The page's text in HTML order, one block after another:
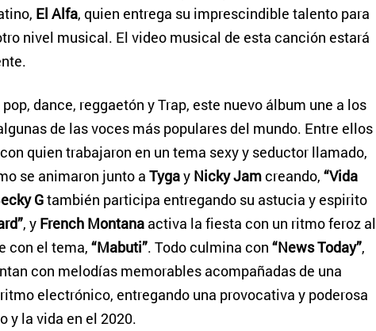
El Alfa, quien entrega su imprescindible talento para
nivel musical. El video musical de esta canción estará
dance, reggaetón y Trap, este nuevo álbum une a los
de las voces más populares del mundo. Entre ellos
quien trabajaron en un tema sexy y seductor llamado,
se animaron junto a Tygay Nicky Jamcreando, “Vida
Gtambién participa entregando su astucia y espirito
, y French Montanaactiva la fiesta con un ritmo feroz al
con el tema, “Mabuti”. Todo culmina con “News Today”,
con melodías memorables acompañadas de una
electrónico, entregando una provocativa y poderosa
y la vida en el 2020.